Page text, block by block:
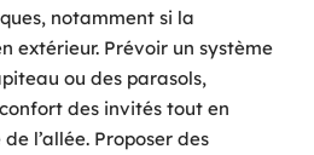
notamment si la
extérieur. Prévoir un système
ou des parasols,
des invités tout en
l’allée. Proposer des